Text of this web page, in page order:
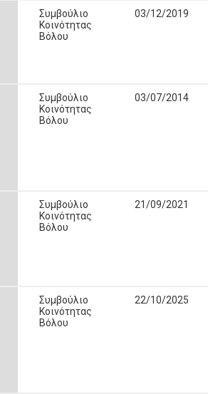
Συμβούλιο
Κοινότητας
Βόλου
03/12/2019
Συμβούλιο
Κοινότητας
Βόλου
03/07/2014
Συμβούλιο
Κοινότητας
Βόλου
21/09/2021
Συμβούλιο
Κοινότητας
Βόλου
22/10/2025